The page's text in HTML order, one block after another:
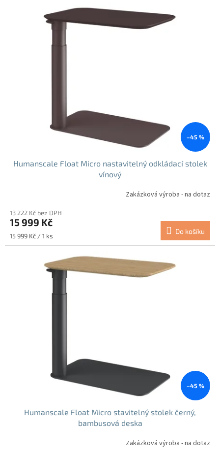
–45 %
Humanscale Float Micro nastavitelný odkládací stolek
vínový
Zakázková výroba - na dotaz
13 222 Kč bez DPH
15 999 Kč
Měrná
cena:
15 999 Kč / 1 ks
Do košíku
–45 %
Humanscale Float Micro stavitelný stolek černý,
bambusová deska
Zakázková výroba - na dotaz